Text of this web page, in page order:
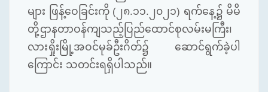
များ ဖြန့်ဝေခြင်းကို (၂၈.၁၁.၂၀၂၁) ရက်နေ့၌ မိမိ
တို့ဌာနတာဝန်ကျသည့် ​ပြည်ထောင်စုလမ်းမကြီး၊
လားရှိုးမြို့အဝင်မုခ်ဦးဂိတ်၌ ဆောင်ရွက်ခဲ့ပါ
ကြောင်း သတင်းရရှိပါသည်။